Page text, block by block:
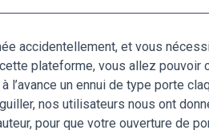
accidentellement, et vous
plateforme, vous allez
l’avance un ennui de type porte
nos utilisateurs nous ont
pour que votre ouverture de